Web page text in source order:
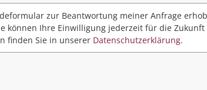
zur Beantwortung meiner Anfrage
können Ihre Einwilligung jederzeit für die Zukunft
finden Sie in unserer Datenschutzerklärung.